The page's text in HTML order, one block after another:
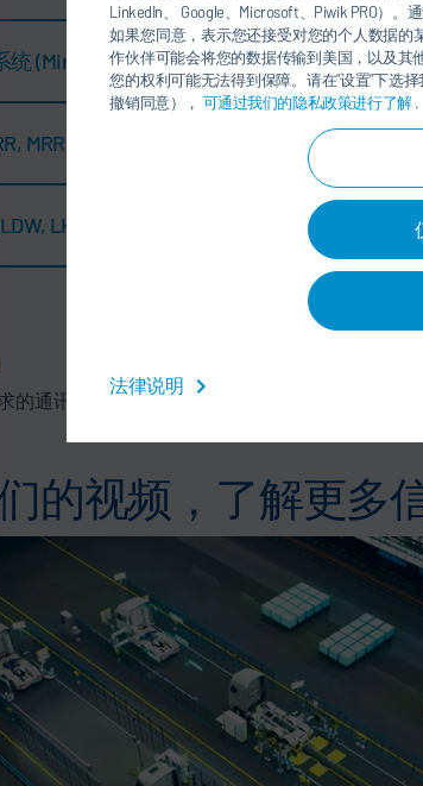
LinkedIn、 Google、Microsoft、Piwik PRO）。
如果您同意，表示您还接受对您的个人数据的
作伙伴可能会将您的数据传输到美国，以及其
您的权利可能无法得到保障。请在“设置”下选
撤销同意）， 可通过我们的隐私政策进行了解.
法律说明
(MirrorCam System, DVS)
MRR, LRR, ACC, AEBS)
LKA)
的通讯由方向盘平衡仪
的视频，了解更多